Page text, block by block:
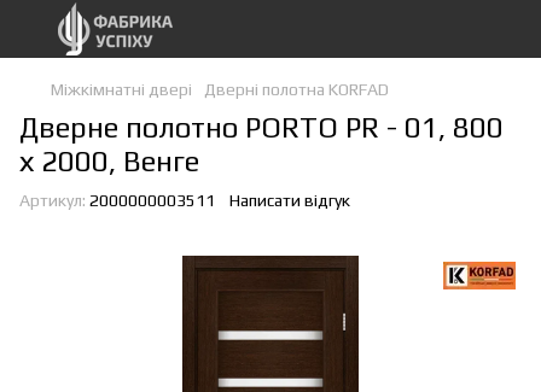
Міжкімнатні двері Дверні полотна KORFAD
Дверне полотно PORTO PR - 01, 800
х 2000, Венге
Артикул: 2000000003511 Написати відгук